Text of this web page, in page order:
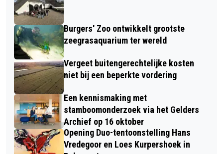
Burgers' Zoo ontwikkelt grootste
zeegrasaquarium ter wereld
Vergeet buitengerechtelijke kosten
niet bij een beperkte vordering
Een kennismaking met
stamboomonderzoek via het Gelders
Archief op 16 oktober
Opening Duo-tentoonstelling Hans
Vredegoor en Loes Kurpershoek in